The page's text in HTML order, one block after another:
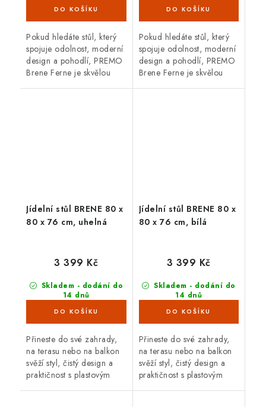
(3 ks)
Pokud hledáte stůl, který
spojuje odolnost, moderní
design a pohodlí, PREMO
Brene Ferne je skvělou
(5 ks)
Pokud hledáte stůl, který
spojuje odolnost, moderní
design a pohodlí, PREMO
Brene Ferne je skvělou
Jídelní stůl BRENE 80 x
80 x 76 cm, uhelná
Skladem - dodání do
14 dnů
3 399 Kč
Přineste do své zahrady,
na terasu nebo na balkon
svěží styl, čistý design a
praktičnost s plasto­vým
Jídelní stůl BRENE 80 x
80 x 76 cm, bílá
Skladem - dodání do
14 dnů
3 399 Kč
Přineste do své zahrady,
na terasu nebo na balkon
svěží styl, čistý design a
praktičnost s plasto­vým